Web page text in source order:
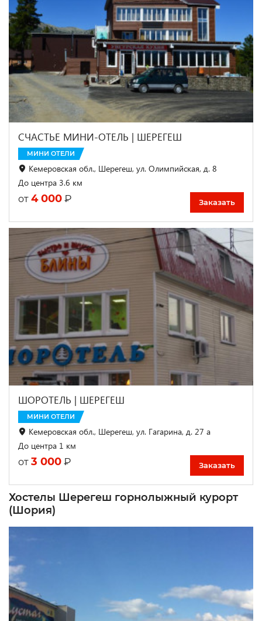
СЧАСТЬЕ МИНИ-ОТЕЛЬ | ШЕРЕГЕШ
МИНИ ОТЕЛИ
Кемеровская обл., Шерегеш, ул. Олимпийская, д. 8
До центра 3.6 км
от 4 000 ₽ Заказать
ШОРОТЕЛЬ | ШЕРЕГЕШ
МИНИ ОТЕЛИ
Кемеровская обл., Шерегеш, ул. Гагарина, д. 27 а
До центра 1 км
от 3 000 ₽ Заказать
Хостелы Шерегеш горнолыжный курорт
(Шория)